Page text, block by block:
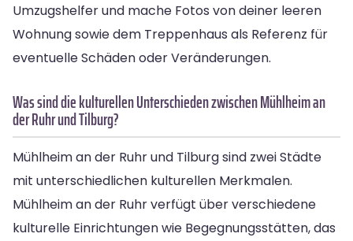
Umzugshelfer und mache Fotos von deiner leeren
Wohnung sowie dem Treppenhaus als Referenz für
eventuelle Schäden oder Veränderungen.
Was sind die kulturellen Unterschieden zwischen Mühlheim an
der Ruhr und Tilburg?
Mühlheim an der Ruhr und Tilburg sind zwei Städte
mit unterschiedlichen kulturellen Merkmalen.
Mühlheim an der Ruhr verfügt über verschiedene
kulturelle Einrichtungen wie Begegnungsstätten, das